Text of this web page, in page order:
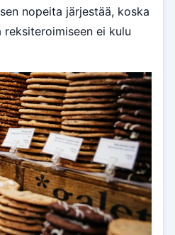
nopeita järjestää, koska
ei kulu